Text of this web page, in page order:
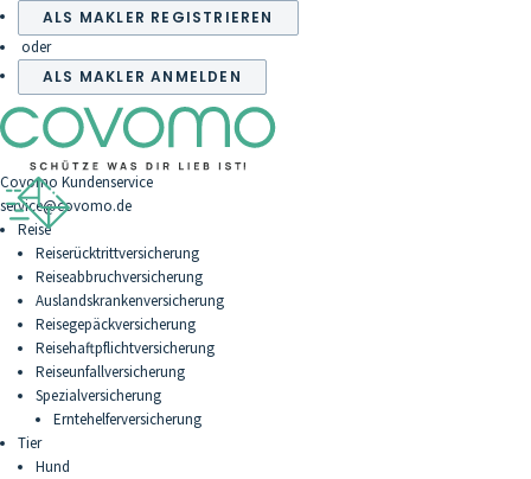
ALS MAKLER REGISTRIEREN
oder
ALS MAKLER ANMELDEN
Covomo Kundenservice
service@covomo.de
Reise
Reiserücktrittversicherung
Reiseabbruchversicherung
Auslandskrankenversicherung
Reisegepäckversicherung
Reisehaftpflichtversicherung
Reiseunfallversicherung
Spezialversicherung
Erntehelferversicherung
Tier
Hund